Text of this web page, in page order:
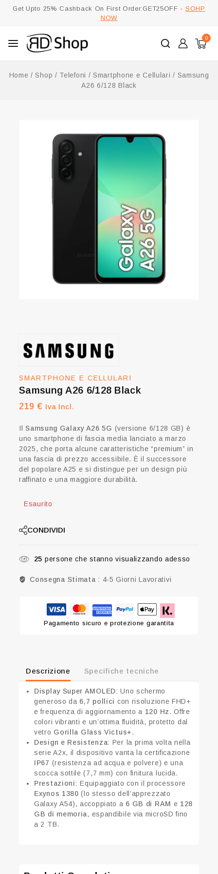
Get Upto 25% Cashback On First Order:GET25OFF - SOHP
NOW
0
Home / Shop / Telefoni / Smartphone e Cellulari / Samsung
A26 6/128 Black
SMARTPHONE E CELLULARI
Samsung A26 6/128 Black
219 € Iva Incl.
IlSamsung Galaxy A26 5G (versione 6/128 GB) è
uno smartphone di fascia media lanciato a marzo
2025, che porta alcune caratteristiche “premium” in
una fascia di prezzo accessibile. È il successore
del popolare A25 e si distingue per un design più
raffinato e una maggiore durabilità.
Esaurito
CONDIVIDI
25 persone che stanno visualizzando adesso
Consegna Stimata : 4-5 Giorni Lavorativi
Pagamento sicuro e protezione garantita
Descrizione Specifiche tecniche
Display Super AMOLED: Uno schermo
generoso da 6,7 pollici con risoluzione FHD+
e frequenza di aggiornamento a 120 Hz. Offre
colori vibranti e un’ottima fluidità, protetto dal
vetro Gorilla Glass Victus+.
Design e Resistenza: Per la prima volta nella
serie A2x, il dispositivo vanta la certificazione
IP67 (resistenza ad acqua e polvere) e una
scocca sottile (7,7 mm) con finitura lucida.
Prestazioni: Equipaggiato con il processore
Exynos 1380 (lo stesso dell’apprezzato
Galaxy A54), accoppiato a 6 GB di RAM e 128
GB di memoria, espandibile via microSD fino
a 2 TB.